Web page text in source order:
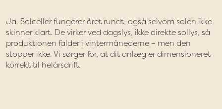
Ja. Solceller fungerer året rundt, også selvom solen ikke
skinner klart. De virker ved dagslys, ikke direkte sollys, så
produktionen falder i vintermånederne – men den
stopper ikke. Vi sørger for, at dit anlæg er dimensioneret
korrekt til helårsdrift.